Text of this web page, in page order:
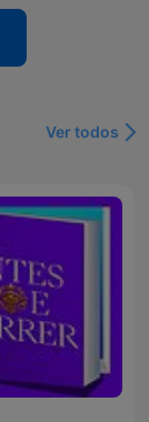
Ver todos